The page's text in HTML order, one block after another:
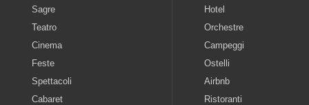
Sagre
Teatro
Cinema
Feste
Spettacoli
Cabaret
Hotel
Orchestre
Campeggi
Ostelli
Airbnb
Ristoranti